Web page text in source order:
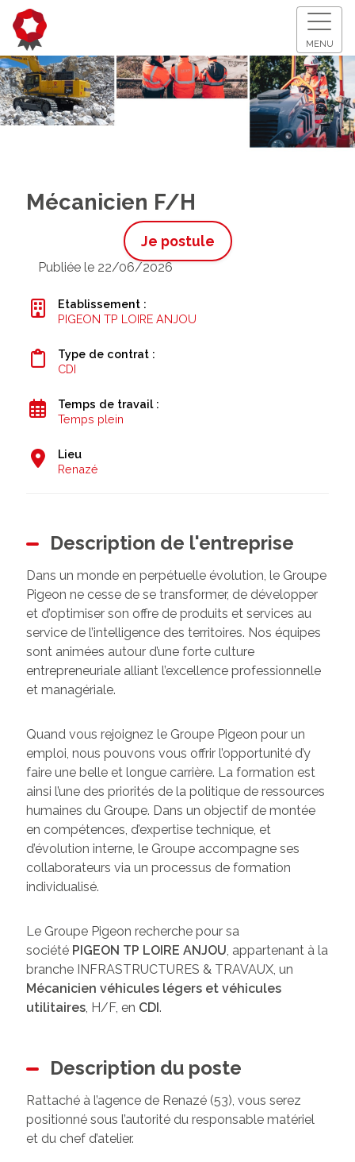
MENU
Mécanicien F/H
Je postule
Publiée le 22/06/2026
Etablissement :
PIGEON TP LOIRE ANJOU
Type de contrat :
CDI
Temps de travail :
Temps plein
Lieu
Renazé
Description de l'entreprise
Dans un monde en perpétuelle évolution, le Groupe
Pigeon ne cesse de se transformer, de développer
et d’optimiser son offre de produits et services au
service de l’intelligence des territoires. Nos équipes
sont animées autour d’une forte culture
entrepreneuriale alliant l’excellence professionnelle
et managériale.
Quand vous rejoignez le Groupe Pigeon pour un
emploi, nous pouvons vous offrir l’opportunité d’y
faire une belle et longue carrière. La formation est
ainsi l’une des priorités de la politique de ressources
humaines du Groupe. Dans un objectif de montée
en compétences, d’expertise technique, et
d’évolution interne, le Groupe accompagne ses
collaborateurs via un processus de formation
individualisé.
Le Groupe Pigeon recherche pour sa
société PIGEON TP LOIRE ANJOU, appartenant à la
branche INFRASTRUCTURES & TRAVAUX, un
Mécanicien véhicules légers et véhicules
utilitaires, H/F, en CDI.
Description du poste
Rattaché à l’agence de Renazé (53), vous serez
positionné sous l’autorité du responsable matériel
et du chef d’atelier.